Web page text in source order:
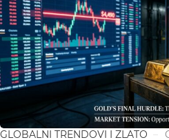
GLOBALNI TRENDOVI I ZLATO